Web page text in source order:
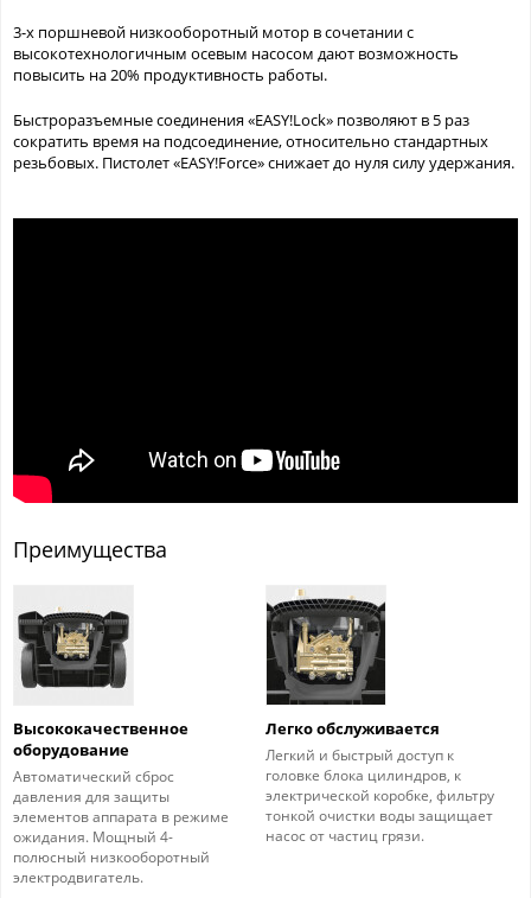
3-х поршневой низкооборотный мотор в сочетании с
высокотехнологичным осевым насосом дают возможность
повысить на 20% продуктивность работы.
Быстроразъемные соединения «EASY!Lock» позволяют в 5 раз
сократить время на подсоединение, относительно стандартных
резьбовых. Пистолет «EASY!Force» снижает до нуля силу удержания.
Преимущества
Высококачественное
оборудование
Автоматический сброс
давления для защиты
элементов аппарата в режиме
ожидания. Мощный 4-
полюсный низкооборотный
электродвигатель.
Легко обслуживается
Легкий и быстрый доступ к
головке блока цилиндров, к
электрической коробке, фильтру
тонкой очистки воды защищает
насос от частиц грязи.